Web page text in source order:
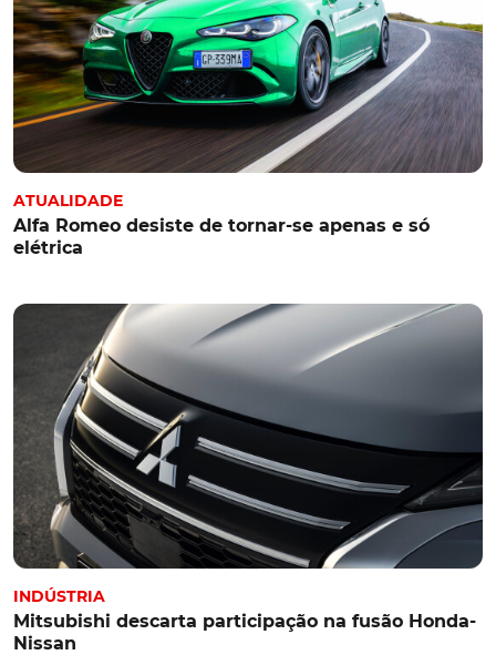
ATUALIDADE
Alfa Romeo desiste de tornar-se apenas e só
elétrica
INDÚSTRIA
Mitsubishi descarta participação na fusão Honda-
Nissan